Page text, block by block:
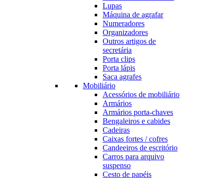
Lupas
Máquina de agrafar
Numeradores
Organizadores
Outros artigos de
secretária
Porta clips
Porta lápis
Saca agrafes
Mobiliário
Acessórios de mobiliário
Armários
Armários porta-chaves
Bengaleiros e cabides
Cadeiras
Caixas fortes / cofres
Candeeiros de escritório
Carros para arquivo
suspenso
Cesto de papéis